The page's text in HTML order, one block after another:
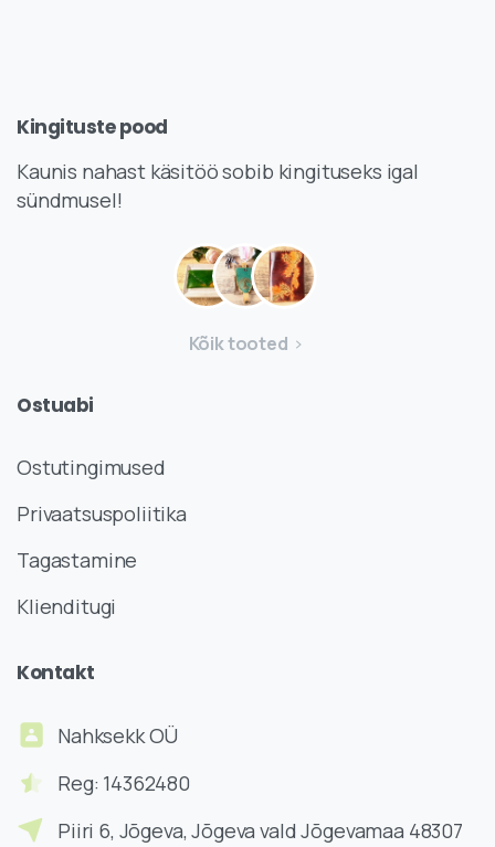
Kingitustepood
Kaunis nahast käsitöö sobib kingituseks igal
sündmusel!
Kõik tooted
Ostuabi
Ostutingimused
Privaatsuspoliitika
Tagastamine
Klienditugi
Kontakt
Nahksekk OÜ
Reg: 14362480
Piiri 6, Jõgeva, Jõgeva vald Jõgevamaa 48307